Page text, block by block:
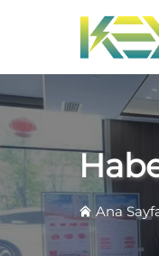
Ana